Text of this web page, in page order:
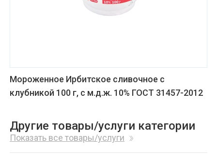
Мороженное Ирбитское сливочное с
клубникой 100 г, с м.д.ж. 10% ГОСТ 31457-2012
Другие товары/услуги категории
Показать все товары/услуги